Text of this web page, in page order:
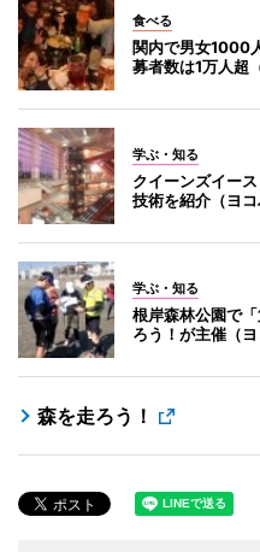
食べる
関内で男女1000
募者数は1万人超
学ぶ・知る
クイーンズイー
技術を紹介（ヨコ
学ぶ・知る
根岸森林公園で
ろう！が主催（ヨ
森を走ろう！